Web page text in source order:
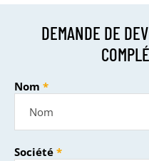
DEMANDE DE
Nom
Société